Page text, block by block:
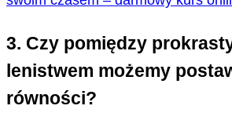
3. Czy pomiędzy
lenistwem możemy
równości?